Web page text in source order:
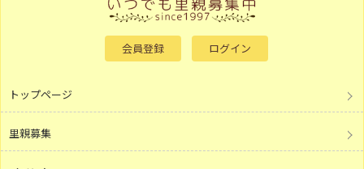
会員登録 ログイン
トップページ
里親募集